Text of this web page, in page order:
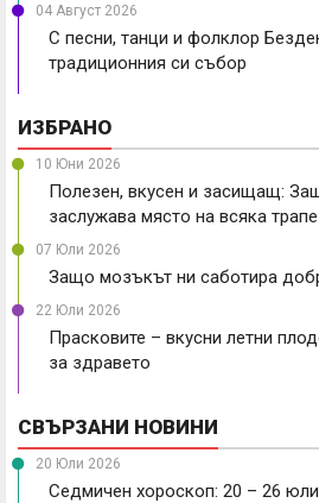
04 Август 2026
С песни, танци и фолклор
традиционния си събор
ИЗБРАНО
10 Юни 2026
Полезен, вкусен и засищащ:
заслужава място на всяка
07 Юли 2026
Защо мозъкът ни саботира
22 Юли 2026
Прасковите – вкусни летни
за здравето
СВЪРЗАНИ НОВИНИ
20 Юли 2026
Седмичен хороскоп: 20 – 26 юли